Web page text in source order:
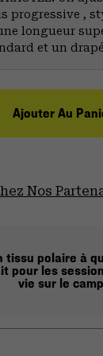
progressive ,
longueur
et un
Ajouter Au
Nos
tissu polaire à
pour les
vie sur le